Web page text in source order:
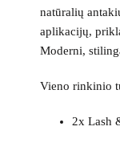
natūralių
aplikacijų,
Moderni,
Vieno rinkinio
2x Lash